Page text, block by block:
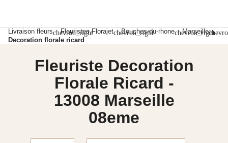
Livraison fleurschevron_right
Fleuristes Florajetchevron_right
Bouches-du-rhonechevron_right
Marseille
Decoration florale ricard
Fleuriste Decoration
Florale Ricard -
13008 Marseille
08eme